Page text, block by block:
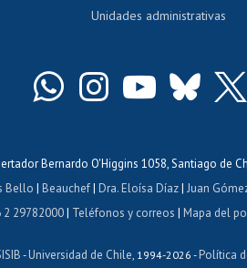
Unidades administrativas
Bernardo O'Higgins 1058, Santiago de
Bello | Beauchef| Dra. Eloísa Díaz| Juan
2 29782000| Teléfonos y correos |Mapa del
-Universidad de Chile , 1994-2026 -Política